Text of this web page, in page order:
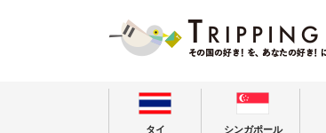
タイ シンガポール